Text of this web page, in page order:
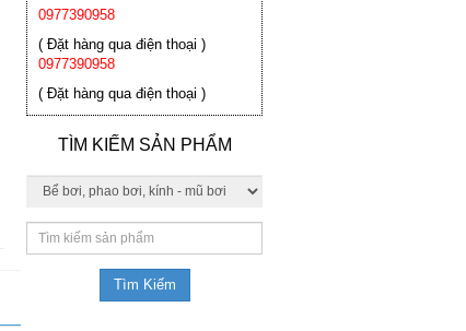
0977390958
( Đặt hàng qua điện thoại )
0977390958
( Đặt hàng qua điện thoại )
TÌM KIẾM SẢN PHẨM